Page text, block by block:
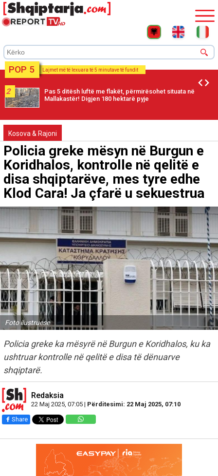
POP 5 Lajmet më të lexuara të 5 minutave të fundit
2
Pas 5 ditësh luftë me flakët, përmirësohet situata në
Mallakastër! Digjen 180 hektarë pyje
Kosova & Rajoni
Policia greke mësyn në Burgun e
Koridhalos, kontrolle në qelitë e
disa shqiptarëve, mes tyre edhe
Klod Cara! Ja çfarë u sekuestrua
Foto ilustruese
Policia greke ka mësyrë në Burgun e Koridhalos, ku ka
ushtruar kontrolle në qelitë e disa të dënuarve
shqiptarë.
Redaksia
22 Maj 2025, 07:05 | Përditesimi: 22 Maj 2025, 07:10
Share